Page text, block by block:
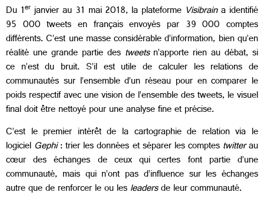
Du 1erjanvier au 31 mai 2018, la plateforme Visibraina identifié
95 000 tweets en français envoyés par 39 000 comptes
différents. C’est une masse considérable d’information, bien qu’en
réalité une grande partie des tweetsn’apporte rien au débat, si
ce n’est du bruit. S’il est utile de calculer les relations de
communautés sur l’ensemble d’un réseau pour en comparer le
poids respectif avec une vision de l’ensemble des tweets, le visuel
final doit être nettoyé pour une analyse fine et précise.
C’est le premier intérêt de la cartographie de relation via le
logicielGephi: trier les données et séparer les comptestwitterau
cœur des échanges de ceux qui certes font partie d’une
communauté, mais qui n’ont pas d’influence sur les échanges
autre que de renforcer le ou lesleadersde leur communauté.